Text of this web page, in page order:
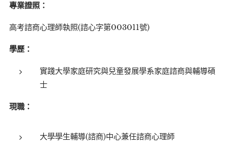
專業證照：
高考諮商心理師執照(諮心字第003011號)
學歷：
實踐大學家庭研究與兒童發展學系家庭諮商與輔導碩
士
現職：
大學學生輔導(諮商)中心兼任諮商心理師